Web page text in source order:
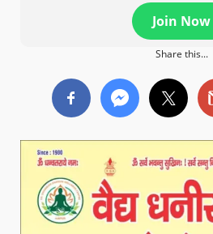
Join Now
Share this...